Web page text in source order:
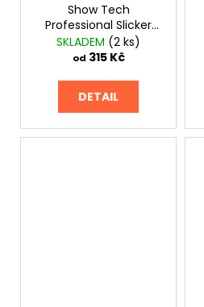
Show Tech
Professional Slicker
růžový
SKLADEM (2 ks)
od 315 Kč
DETAIL